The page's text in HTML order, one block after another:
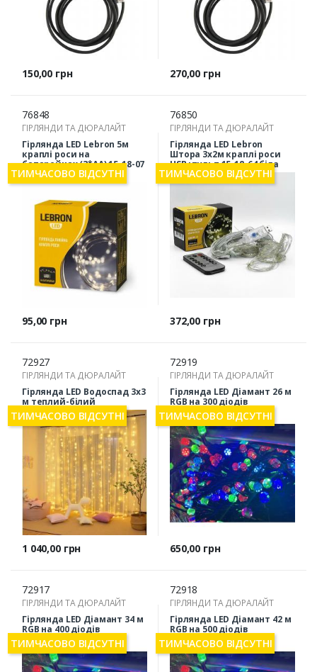
Ціна
150,00 грн Ціна
270,00 грн
76848
ГІРЛЯНДИ ТА ДЮРАЛАЙТ
Гірлянда LED Lebron 5м
краплі роси на
батарейках (3*AA) 15-18-07
жовта
Ціна
95,00 грн
ТИМЧАСОВО ВІДСУТНІ
76850
ГІРЛЯНДИ ТА ДЮРАЛАЙТ
Гірлянда LED Lebron
Штора 3х2м краплі роси
USB+пульт 15-18-64 біла
Ціна
372,00 грн
ТИМЧАСОВО ВІДСУТНІ
72927
ГІРЛЯНДИ ТА ДЮРАЛАЙТ
Гірлянда LED Водоспад 3х3
м теплий-білий
Ціна
1 040,00 грн
ТИМЧАСОВО ВІДСУТНІ
72919
ГІРЛЯНДИ ТА ДЮРАЛАЙТ
Гірлянда LED Діамант 26 м
RGB на 300 діодів
Ціна
650,00 грн
ТИМЧАСОВО ВІДСУТНІ
72917
ГІРЛЯНДИ ТА ДЮРАЛАЙТ
Гірлянда LED Діамант 34 м
RGB на 400 діодів
ТИМЧАСОВО ВІДСУТНІ
72918
ГІРЛЯНДИ ТА ДЮРАЛАЙТ
Гірлянда LED Діамант 42 м
RGB на 500 діодів
ТИМЧАСОВО ВІДСУТНІ